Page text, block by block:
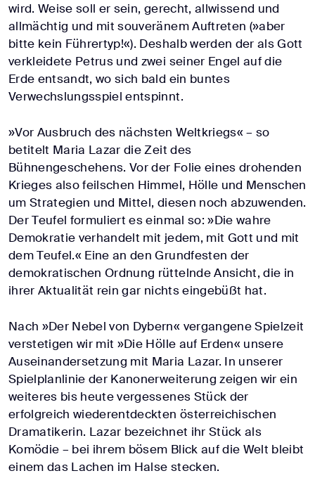
wird. Weise soll er sein, gerecht, allwissend und
allmächtig und mit souveränem Auftreten (»aber
bitte kein Führertyp!«). Deshalb werden der als Gott
verkleidete Petrus und zwei seiner Engel auf die
Erde entsandt, wo sich bald ein buntes
Verwechslungsspiel entspinnt.
»Vor Ausbruch des nächsten Weltkriegs« – so
betitelt Maria Lazar die Zeit des
Bühnengeschehens. Vor der Folie eines drohenden
Krieges also feilschen Himmel, Hölle und Menschen
um Strategien und Mittel, diesen noch abzuwenden.
Der Teufel formuliert es einmal so: »Die wahre
Demokratie verhandelt mit jedem, mit Gott und mit
dem Teufel.« Eine an den Grundfesten der
demokratischen Ordnung rüttelnde Ansicht, die in
ihrer Aktualität rein gar nichts eingebüßt hat.
Nach »Der Nebel von Dybern« vergangene Spielzeit
verstetigen wir mit »Die Hölle auf Erden« unsere
Auseinandersetzung mit Maria Lazar. In unserer
Spielplanlinie der Kanonerweiterung zeigen wir ein
weiteres bis heute vergessenes Stück der
erfolgreich wiederentdeckten österreichischen
Dramatikerin. Lazar bezeichnet ihr Stück als
Komödie – bei ihrem bösem Blick auf die Welt bleibt
einem das Lachen im Halse stecken.